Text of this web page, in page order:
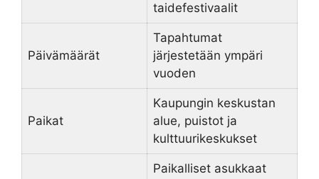
taidefestivaalit
Päivämäärät
Tapahtumat
järjestetään ympäri
vuoden
Paikat
Kaupungin keskustan
alue, puistot ja
kulttuurikeskukset
Paikalliset asukkaat